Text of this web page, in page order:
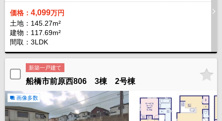
価格： 4,099万円
土地：145.27m²
建物：117.69m²
間取：3LDK
新築一戸建て
船橋市前原西806 3棟 2号棟
画像多数